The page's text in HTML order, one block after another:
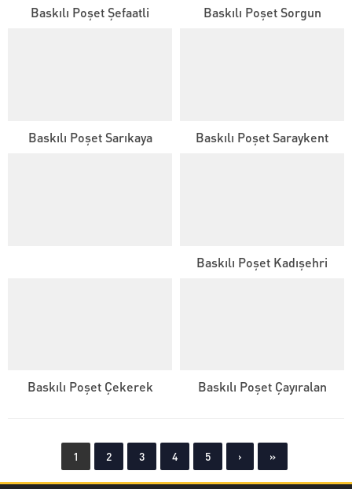
Baskılı Poşet Şefaatli Baskılı Poşet Sorgun
Baskılı Poşet Sarıkaya Baskılı Poşet Saraykent
Baskılı Poşet Kadışehri
Baskılı Poşet Çekerek Baskılı Poşet Çayıralan
1 2 3 4 5 › »